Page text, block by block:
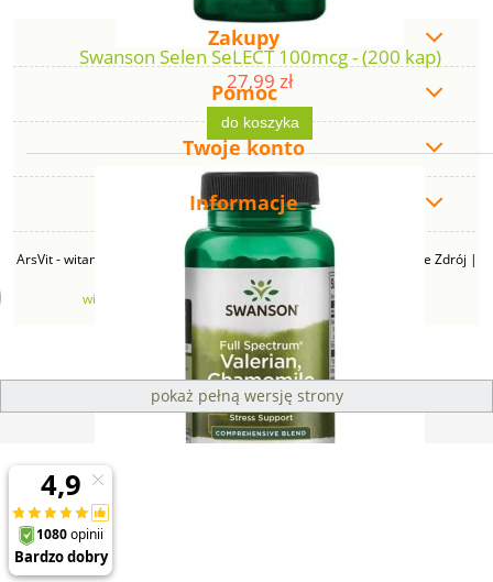
Swanson Selen SeLECT 100mcg - (200 kap)
27,99 zł
do koszyka
Swanson Valerian (Waleriana Rumianek i Chmiel) -
Zakupy
Pomoc
Twoje konto
Informacje
ArsVit - witaminyswanson.pl | ul. Zimowa 49B, 43-230 Goczałkowice Zdrój |
NIP: 6381219140 | REGON: 276280385 | Email:
witaminyswanson@gmail.com| Telefon:665 626 833
pokaż pełną wersję strony
Sklep internetowy Shoper Premium